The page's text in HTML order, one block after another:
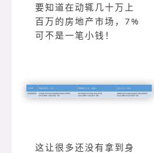
要知道在动辄几十万上
百万的房地产市场，7%
可不是一笔小钱！
这让很多还没有拿到身